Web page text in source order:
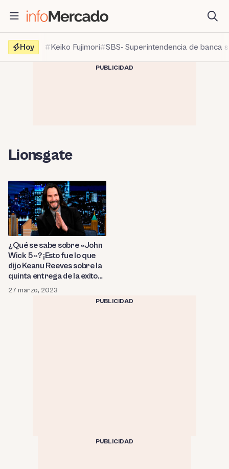
contenido
Hoy
Keiko Fujimori SBS- Superintendencia de banca
PUBLICIDAD
Lionsgate
¿Qué se sabe sobre «John
Wick 5»? ¡Esto fue lo que
dijo Keanu Reeves sobre la
quinta entrega de la exitosa
saga de acción!
27 marzo, 2023
PUBLICIDAD
PUBLICIDAD